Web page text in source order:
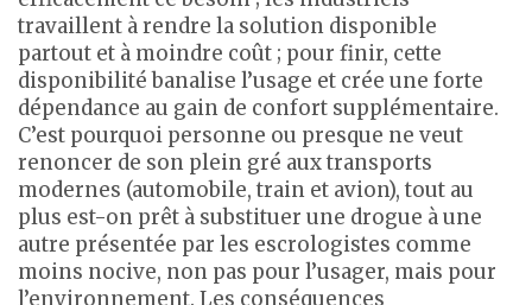
travaillent à rendre la solution disponible
partout et à moindre coût ; pour finir, cette
disponibilité banalise l’usage et crée une forte
dépendance au gain de confort supplémentaire.
C’est pourquoi personne ou presque ne veut
renoncer de son plein gré aux transports
modernes (automobile, train et avion), tout au
plus est-on prêt à substituer une drogue à une
autre présentée par les escrologistes comme
moins nocive, non pas pour l’usager, mais pour
l’environnement. Les conséquences